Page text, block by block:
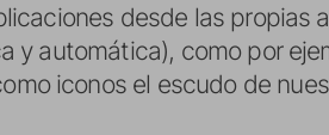
desde las propias
y automática), como por
iconos el escudo de